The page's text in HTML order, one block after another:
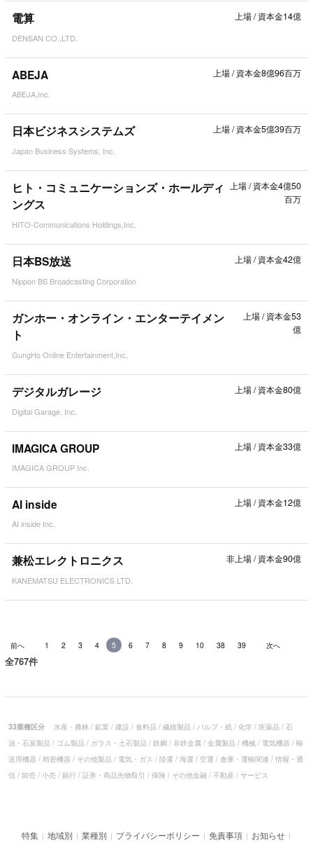
電算 上場/資本金14億
DENSAN CO.,LTD.
ABEJA 上場/資本金8億96百万
ABEJA,Inc.
日本ビジネスシステムズ 上場/資本金5億39百万
Japan Business Systems, Inc.
ヒト・コミュニケーションズ・ホールディ
ングス
上場/資本金4億50
百万
HITO-Communications Holdings,Inc.
日本BS放送 上場/資本金42億
Nippon BS Broadcasting Corporation
ガンホー・オンライン・エンターテイメン
ト
上場/資本金53
億
GungHo Online Entertainment,Inc.
デジタルガレージ 上場/資本金80億
Digital Garage, Inc.
IMAGICA GROUP 上場/資本金33億
IMAGICA GROUP Inc.
AI inside 上場/資本金12億
AI inside Inc.
兼松エレクトロニクス 非上場/資本金90億
KANEMATSU ELECTRONICS LTD.
前へ 1 2 3 4 5 6 7 8 9 10 38 39 次へ
全767件
33業種区分 水産・農林 / 鉱業 / 建設 / 食料品 / 繊維製品 / パルプ・紙 / 化学 / 医薬品 / 石
油・石炭製品 / ゴム製品 / ガラス・土石製品 / 鉄鋼 / 非鉄金属 / 金属製品 / 機械 / 電気機器 / 輸
送用機器 / 精密機器 / その他製品 / 電気・ガス / 陸運 / 海運 / 空運 / 倉庫・運輸関連 / 情報・通
信 / 卸売 / 小売 / 銀行 / 証券・商品先物取引 / 保険 / その他金融 / 不動産 / サービス
特集 | 地域別 | 業種別 | プライバシーポリシー | 免責事項 | お知らせ |